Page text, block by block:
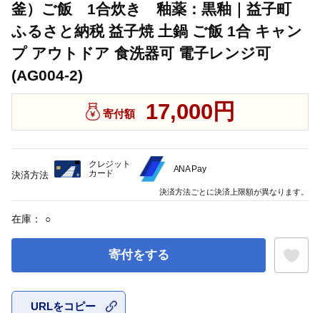
釜）ご飯 1合炊き 釉薬：黒釉｜益子町
ふるさと納税 益子焼 土鍋 ご飯 1合 キャン
プ アウトドア 食洗器可 電子レンジ可
(AG004-2)
寄付額 17,000円
在庫： ○
寄付をする
URLをコピー
決済方法
クレジット
カード
ANA Pay
決済方法ごとに決済上限額が異なります。